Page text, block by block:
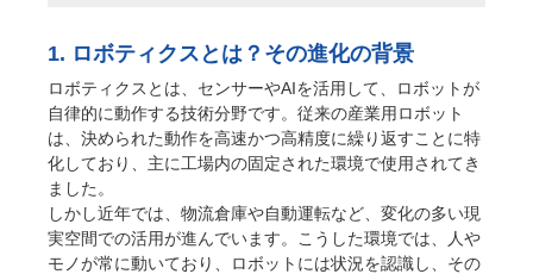
1. ロボティクスとは？その進化の背景
ロボティクスとは、センサーやAIを活用して、ロボットが
自律的に動作する技術分野です。従来の産業用ロボット
は、決められた動作を高速かつ高精度に繰り返すことに特
化しており、主に工場内の固定された環境で使用されてき
ました。
しかし近年では、物流倉庫や自動運転など、変化の多い現
実空間での活用が進んでいます。こうした環境では、人や
モノが常に動いており、ロボットには状況を認識し、その